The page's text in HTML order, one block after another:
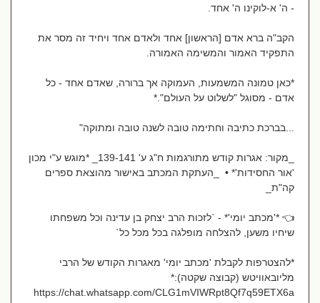
- ה' א-לוקינו ה' אחד.
הקב"ה ברא אדם [הראשון] אחד ולאדם אחד ויחיד זה מסר את
התפקיד האמור והמשימה האמורה.
*כאן טמונה המשמעות, העמוקה אך ברורה, שאדם אחד - כל
אדם - מסוגל "לשלוט על העולם".*
...בברכת כתיבה וחתימה טובה לשנה טובה ומתוקה"
_מקור: אגרות קודש מתורגמות ח"ג ע' 139-141_ *מוגש ע"י מכון
'אור החסידות'* • _העתקת המכתב באישור מהוצאת ספרים
קה"ת_
👈 *'מכתב יומי'* - `לזכות הרב יצחק בן עדינה וכל משפחתו
שיחיו משען, להצלחה מופלגה בכל מכל כל`
*להצטרפות לקבלת 'מכתב יומי' מאגרות הקודש של הרבי
מליובאוויטש (קבוצה שקטה):*
https://chat.whatsapp.com/CLG1mVIWRpt8Qf7q59ETX6a